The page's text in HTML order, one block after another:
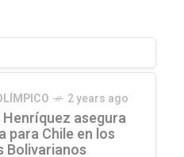
2 years ago
asegura
para Chile en los
Bolivarianos